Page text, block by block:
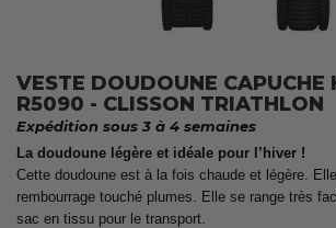
VESTE DOUDOUNE
R5090 - CLISSON TRIATHLON
Expédition sous 3 à 4 semaines
La doudoune légère et idéale pour l’hiver !
Cette doudoune est à la fois chaude et légère.
rembourrage touché plumes. Elle se range très
sac en tissu pour le transport.